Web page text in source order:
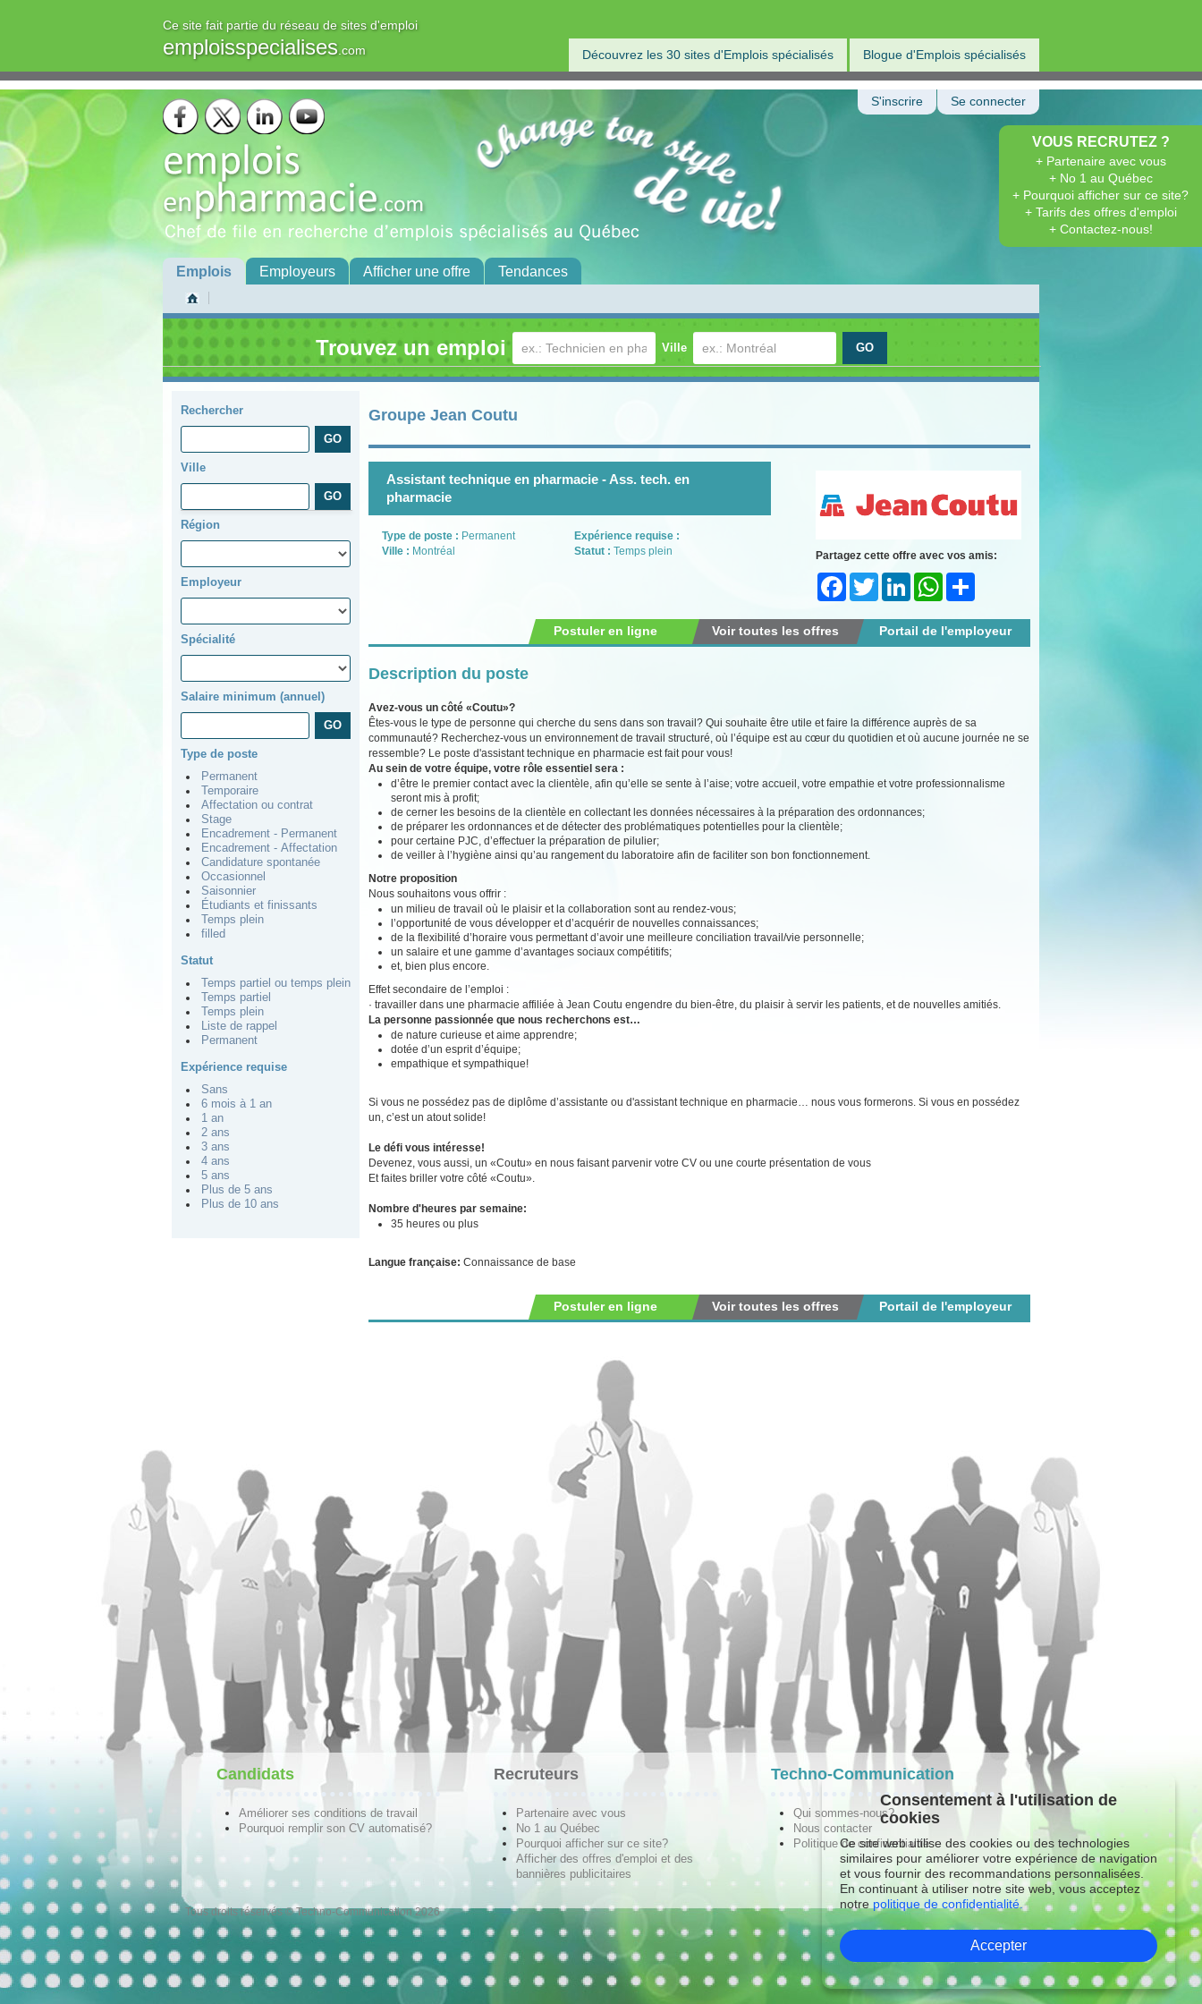
Ce site fait partie du réseau de sites d'emploi
emploisspecialises.com Découvrez les 30 sites d'Emplois spécialisés Blogue d'Emplois spécialisés
VOUS RECRUTEZ ?
+ Partenaire avec vous
+ No 1 au Québec
+ Pourquoi afficher sur ce site?
+ Tarifs des offres d'emploi
+ Contactez-nous!
S'inscrire Se connecter
Emplois Employeurs Afficher une offre Tendances
Trouvez un emploi Ville
Rechercher
Ville
Région
Employeur
Spécialité
Salaire minimum (annuel)
Type de poste
Permanent
Temporaire
Affectation ou contrat
Stage
Encadrement - Permanent
Encadrement - Affectation
Candidature spontanée
Occasionnel
Saisonnier
Étudiants et finissants
Temps plein
filled
Statut
Temps partiel ou temps plein
Temps partiel
Temps plein
Liste de rappel
Permanent
Expérience requise
Sans
6 mois à 1 an
1 an
2 ans
3 ans
4 ans
5 ans
Plus de 5 ans
Plus de 10 ans
Groupe Jean Coutu
Assistant technique en pharmacie - Ass. tech. en
pharmacie
Type de poste : Permanent
Ville : Montréal
Expérience requise :
Statut : Temps plein
Partagez cette offre avec vos amis:
FacebookTwitter LinkedInWhatsApp
Portail de l'employeur
Voir toutes les offres
Postuler en ligne
Description du poste
Avez-vous un côté «Coutu»?
Êtes-vous le type de personne qui cherche du sens dans son travail? Qui souhaite être utile et faire la différence auprès de sa
communauté? Recherchez-vous un environnement de travail structuré, où l’équipe est au cœur du quotidien et où aucune journée ne se
ressemble? Le poste d'assistant technique en pharmacie est fait pour vous!
Au sein de votre équipe, votre rôle essentiel sera :
d’être le premier contact avec la clientèle, afin qu’elle se sente à l’aise; votre accueil, votre empathie et votre professionnalisme
seront mis à profit;
de cerner les besoins de la clientèle en collectant les données nécessaires à la préparation des ordonnances;
de préparer les ordonnances et de détecter des problématiques potentielles pour la clientèle;
pour certaine PJC, d’effectuer la préparation de pilulier;
de veiller à l’hygiène ainsi qu’au rangement du laboratoire afin de faciliter son bon fonctionnement.
Notre proposition
Nous souhaitons vous offrir :
un milieu de travail où le plaisir et la collaboration sont au rendez-vous;
l’opportunité de vous développer et d’acquérir de nouvelles connaissances;
de la flexibilité d’horaire vous permettant d’avoir une meilleure conciliation travail/vie personnelle;
un salaire et une gamme d’avantages sociaux compétitifs;
et, bien plus encore.
Effet secondaire de l’emploi :
· travailler dans une pharmacie affiliée à Jean Coutu engendre du bien-être, du plaisir à servir les patients, et de nouvelles amitiés.
La personne passionnée que nous recherchons est…
de nature curieuse et aime apprendre;
dotée d’un esprit d’équipe;
empathique et sympathique!
Si vous ne possédez pas de diplôme d’assistante ou d'assistant technique en pharmacie… nous vous formerons. Si vous en possédez
un, c’est un atout solide!
Le défi vous intéresse!
Devenez, vous aussi, un «Coutu» en nous faisant parvenir votre CV ou une courte présentation de vous
Et faites briller votre côté «Coutu».
Nombre d'heures par semaine:
35 heures ou plus
Langue française: Connaissance de base
Portail de l'employeur
Voir toutes les offres
Postuler en ligne
Candidats
Améliorer ses conditions de travail
Pourquoi remplir son CV automatisé?
Recruteurs
Partenaire avec vous
No 1 au Québec
Pourquoi afficher sur ce site?
Afficher des offres d'emploi et des
bannières publicitaires
Techno-Communication
Qui sommes-nous?
Nous contacter
Politique de confidentialité
Tous droits réservés © Techno-Communication 2026
Consentement à l'utilisation de
cookies
Ce site web utilise des cookies ou des technologies
similaires pour améliorer votre expérience de navigation
et vous fournir des recommandations personnalisées.
En continuant à utiliser notre site web, vous acceptez
notre politique de confidentialité.
Accepter